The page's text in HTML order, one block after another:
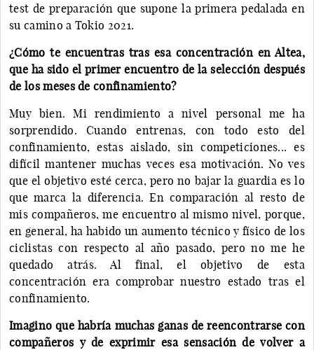
test de preparación que supone la primera pedalada en
su camino a Tokio 2021.
¿Cómo te encuentras tras esa concentración en Altea,
que ha sido el primer encuentro de la selección después
de los meses de confinamiento?
Muy bien. Mi rendimiento a nivel personal me ha
sorprendido. Cuando entrenas, con todo esto del
confinamiento, estas aislado, sin competiciones... es
difícil mantener muchas veces esa motivación. No ves
que el objetivo esté cerca, pero no bajar la guardia es lo
que marca la diferencia. En comparación al resto de
mis compañeros, me encuentro al mismo nivel, porque,
en general, ha habido un aumento técnico y físico de los
ciclistas con respecto al año pasado, pero no me he
quedado atrás. Al final, el objetivo de esta
concentración era comprobar nuestro estado tras el
confinamiento.
Imagino que habría muchas ganas de reencontrarse con
compañeros y de exprimir esa sensación de volver a